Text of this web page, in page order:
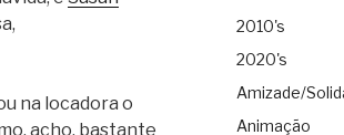
na locadora o
acho, bastante
2010's
2020's
Amizade/
Animação